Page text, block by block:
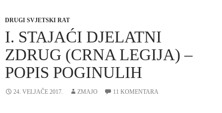
DRUGI SVJETSKI RAT
I. STAJAĆI DJELATNI
ZDRUG (CRNA LEGIJA) –
POPIS POGINULIH
24. VELJAČE 2017. ZMAJO 11 KOMENTARA